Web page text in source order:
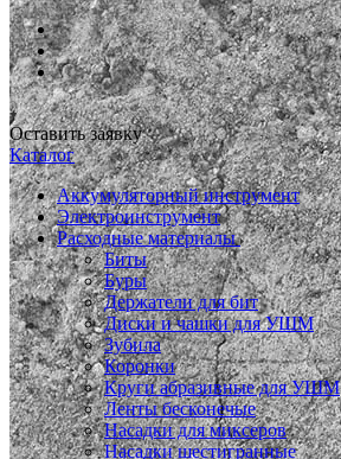
Оставить заявку
Каталог
Аккумуляторный инструмент
Электроинструмент
Расходные материалы
Биты
Буры
Держатели для бит
Диски и чашки для УШМ
Зубила
Коронки
Круги абразивные для УШМ
Ленты бесконечые
Насадки для миксеров
Насадки шестигранные